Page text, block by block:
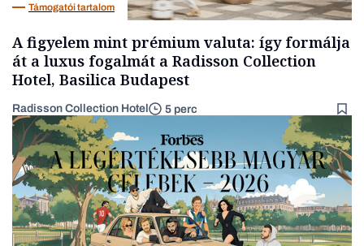
Támogatói tartalom
A figyelem mint prémium valuta: így formálja
át a luxus fogalmát a Radisson Collection
Hotel, Basilica Budapest
Radisson Collection Hotel 5 perc